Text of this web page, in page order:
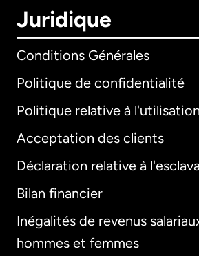
Juridique
Conditions Générales
Politique de confidentialité
Politique relative à
Acceptation des clients
Déclaration relative à
Bilan financier
Inégalités de revenus
hommes et femmes
International